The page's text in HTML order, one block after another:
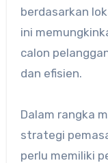
berdasarkan
ini
calon
dan efisien.
Dalam rangka
strategi
perlu memiliki